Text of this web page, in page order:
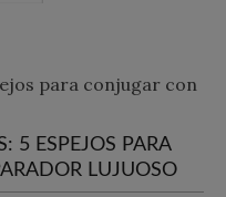
5 ESPEJOS PARA
LUJUOSO